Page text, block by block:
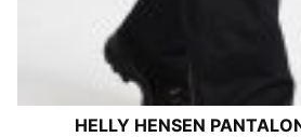
HELLY HENSEN